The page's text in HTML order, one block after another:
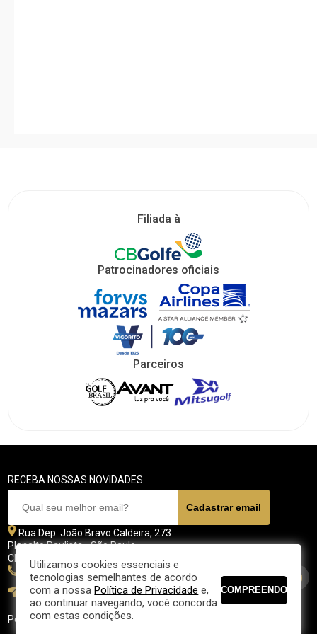
Filiada à
Patrocinadores oficiais
Parceiros
RECEBA NOSSAS NOVIDADES
Rua Dep. João Bravo Caldeira, 273
Planalto Paulista - São Paulo
CEP 04071 - 045
11 5070-4700
fpgolfe@fpgolfe.com.br
Política de privacidade
Utilizamos cookies essenciais e
tecnologias semelhantes de acordo
com a nossaPolítica de Privacidade e,
ao continuar navegando, você concorda
com estas condições.